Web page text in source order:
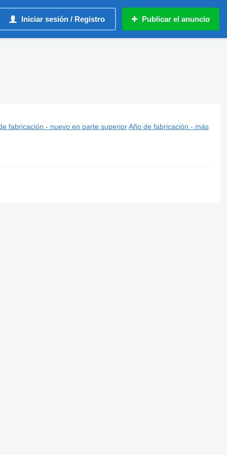
Iniciar sesión / Registro Publicar el anuncio
fabricación - nuevo en parte superior Año de fabricación - más